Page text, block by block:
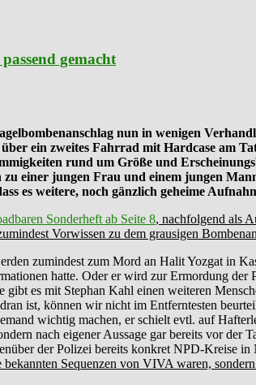
gemacht
nun in wenigen
ein zweites Fahrrad mit Hardcase am
rund um Größe und
einer jungen Frau und einem jungen
es weitere, noch gänzlich geheime
Sonderheft ab Seite 8, nachfolgend als
Vorwissen zu dem grausigen
zumindest zum Mord an Halit Yozgat in
hatte. Oder er wird zur Ermordung
es mit Stephan Kahl einen weiteren
ist, können wir nicht im Entferntesten
wichtig machen, er schielt evtl. auf
nach eigener Aussage gar bereits vor
der Polizei bereits konkret NPD-Kreise
Sequenzen von VIVA waren,